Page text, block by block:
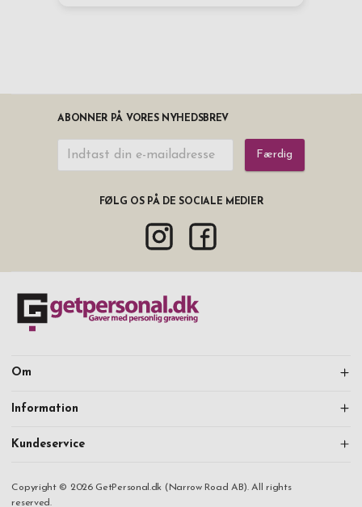
ABONNER PÅ VORES NYHEDSBREV
Færdig
FØLG OS PÅ DE SOCIALE MEDIER
Om
Information
Kundeservice
Copyright © 2026 GetPersonal.dk (Narrow Road AB). All rights
reserved.